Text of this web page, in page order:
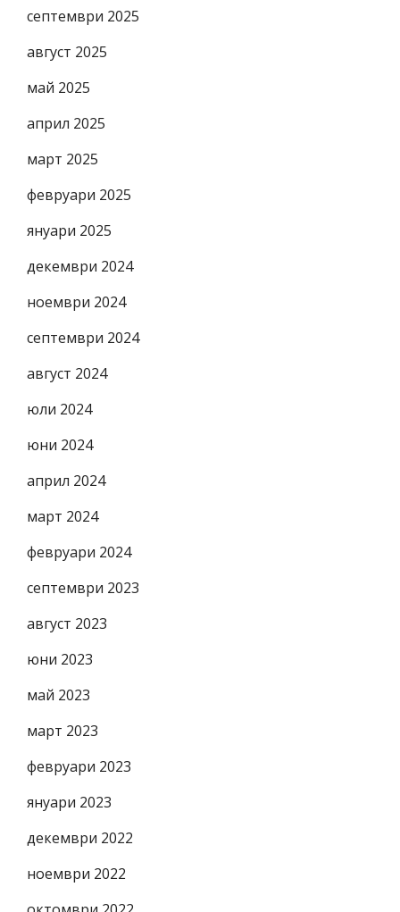
септември 2025
август 2025
май 2025
април 2025
март 2025
февруари 2025
януари 2025
декември 2024
ноември 2024
септември 2024
август 2024
юли 2024
юни 2024
април 2024
март 2024
февруари 2024
септември 2023
август 2023
юни 2023
май 2023
март 2023
февруари 2023
януари 2023
декември 2022
ноември 2022